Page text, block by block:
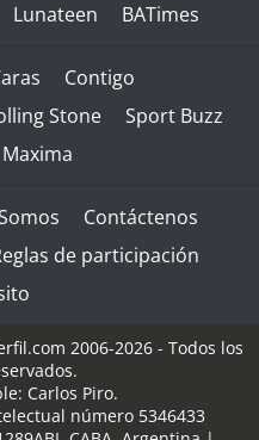
Lunateen BATimes
Contigo
Stone
Sport Buzz
Maxima
Contáctenos
de participación
2006-2026 - Todos los
Carlos Piro.
número 5346433